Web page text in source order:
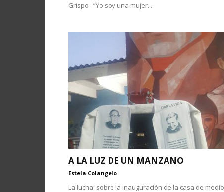
Grispo “Yo soy una mujer...
A LA LUZ DE UN MANZANO
Estela Colangelo
La lucha: sobre la inauguración de la casa de medio